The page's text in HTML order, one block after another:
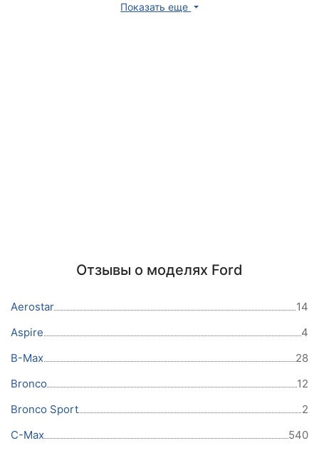
Показать еще
Отзывы о моделях Ford
Aerostar
14
Aspire
4
B-Max
28
Bronco
12
Bronco Sport
2
C-Max
540